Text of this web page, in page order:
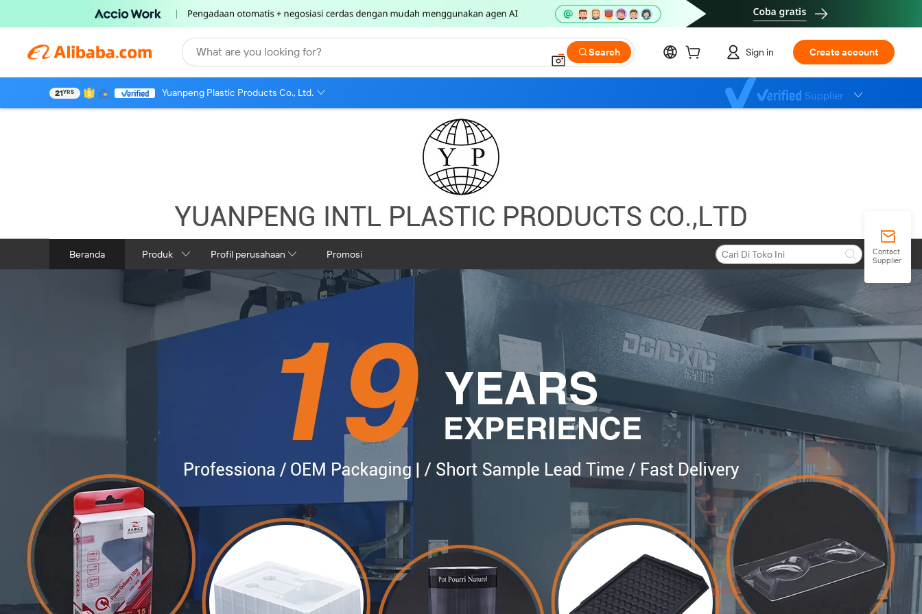
What are you looking for? Search Sign in Create account
21YRS Yuanpeng Plastic Products Co., Ltd. Supplier
Beranda Produk Profil perusahaan Promosi
Contact
Supplier